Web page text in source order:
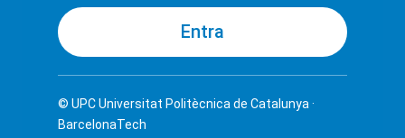
© UPCUniversitat Politècnica de Catalunya ·
BarcelonaTech